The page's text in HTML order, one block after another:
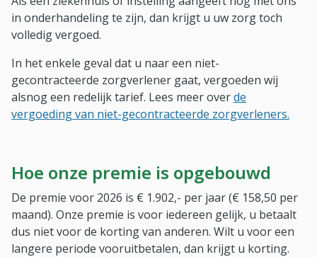
in onderhandeling te zijn, dan krijgt u uw zorg toch
volledig vergoed.
In het enkele geval dat u naar een niet-
gecontracteerde zorgverlener gaat, vergoeden wij
alsnog een redelijk tarief. Lees meer overde
vergoeding van niet-gecontracteerde zorgverleners.
Hoe onze premie is opgebouwd
De premie voor 2026 is € 1.902,- per jaar (€ 158,50 per
maand). Onze premie is voor iedereen gelijk, u betaalt
dus niet voor de korting van anderen. Wilt u voor een
langere periode vooruitbetalen, dan krijgt u korting.